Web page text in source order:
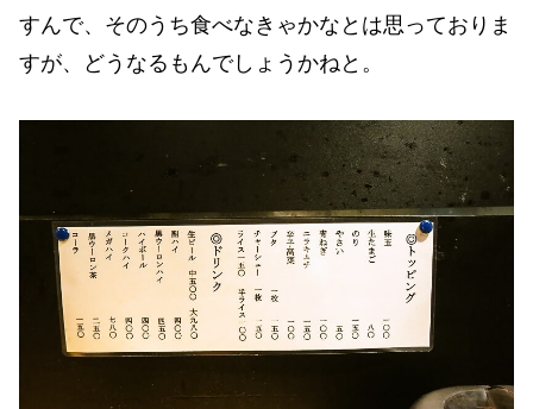
すんで、そのうち食べなきゃかなとは思っておりま
すが、どうなるもんでしょうかねと。